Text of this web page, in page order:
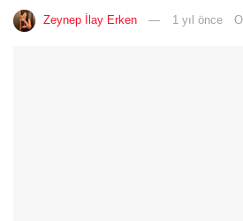
Zeynep İlay Erken 1 yıl önce